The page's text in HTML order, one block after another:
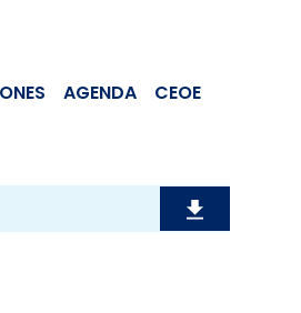
AGENDA CEOE